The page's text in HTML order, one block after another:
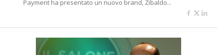
Payment ha presentato un nuovo brand, Zibaldo...